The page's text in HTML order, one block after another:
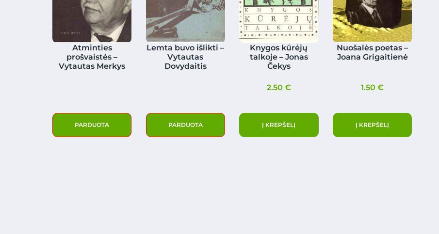
Atminties
prošvaistės –
Vytautas Merkys
PARDUOTA
Lemta buvo išlikti –
Vytautas
Dovydaitis
PARDUOTA
Knygos kūrėjų
talkoje – Jonas
Čekys
2.50 €
Į KREPŠELĮ
Nuošalės poetas –
Joana Grigaitienė
1.50€
Į KREPŠELĮ